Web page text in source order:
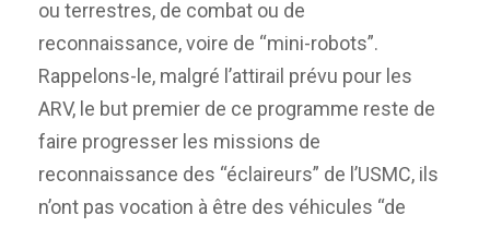
ou terrestres, de combat ou de
reconnaissance, voire de “mini-robots”.
Rappelons-le, malgré l’attirail prévu pour les
ARV, le but premier de ce programme reste de
faire progresser les missions de
reconnaissance des “éclaireurs” de l’USMC, ils
n’ont pas vocation à être des véhicules “de